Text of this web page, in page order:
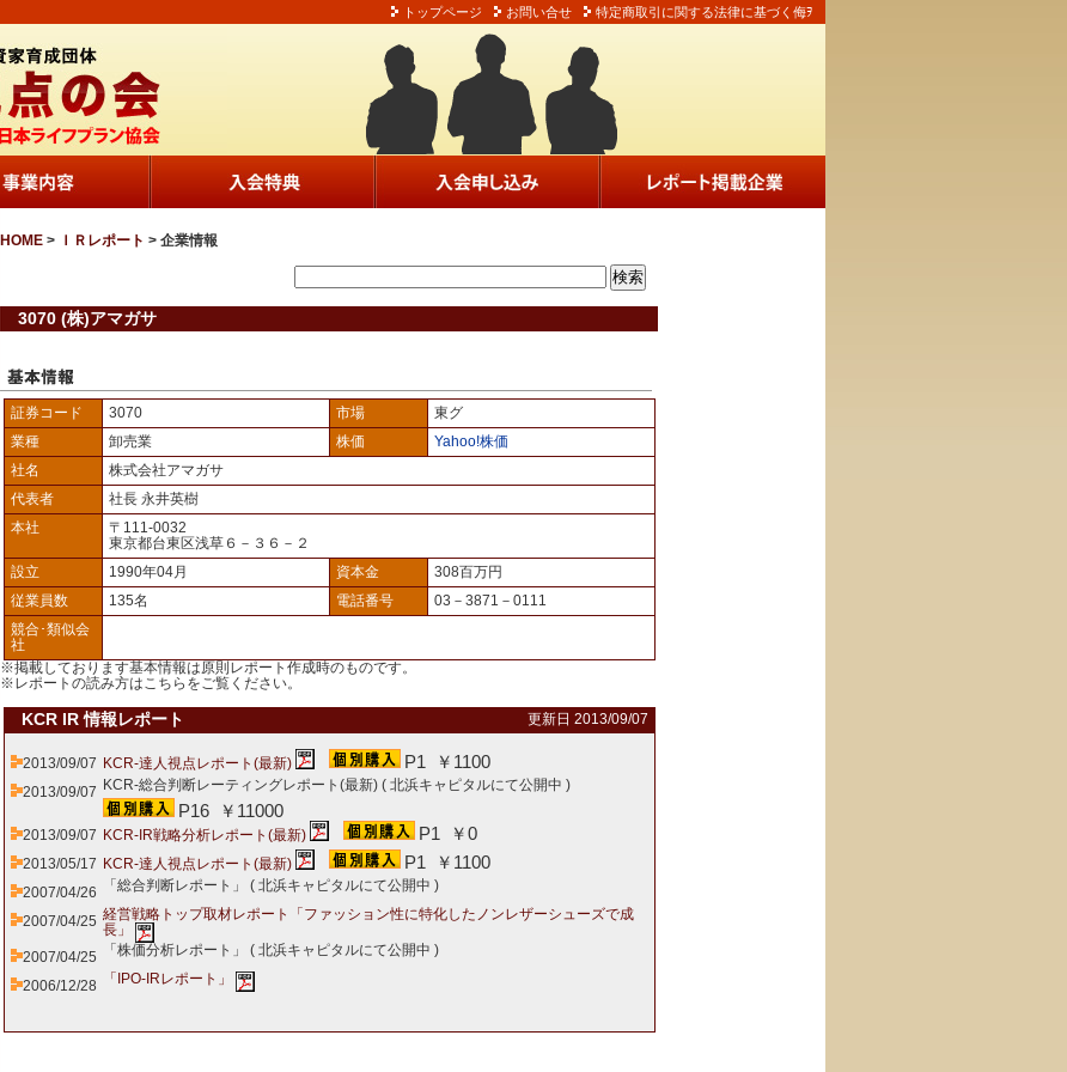
トップページ お問い合せ 特定商取引に関する法律に基づく侮ｦ
HOME > ＩＲレポート > 企業情報
3070 (株)アマガサ
証券コード 3070 市場
東グ
業種
卸売業 株価
Yahoo!株価
社名
株式会社アマガサ
代表者
社長 永井英樹
本社
〒111-0032
東京都台東区浅草６－３６－２
設立
1990年04月 資本金
308百万円
従業員数
135名 電話番号
03－3871－0111
競合･類似会
社
※掲載しております基本情報は原則レポート作成時のものです。
※レポートの読み方はこちら をご覧ください。
KCR IR 情報レポート 更新日 2013/09/07
2013/09/07 KCR-達人視点レポート(最新) P1 ￥1100
2013/09/07 KCR-総合判断レーティングレポート(最新) ( 北浜キャピタルにて公開中 )
P16 ￥11000
2013/09/07 KCR-IR戦略分析レポート(最新) P1 ￥0
2013/05/17 KCR-達人視点レポート(最新) P1 ￥1100
2007/04/26 「総合判断レポート」 ( 北浜キャピタルにて公開中 )
2007/04/25 経営戦略トップ取材レポート「ファッション性に特化したノンレザーシューズで成
長」
2007/04/25
「株価分析レポート」 ( 北浜キャピタルにて公開中 )
2006/12/28 「IPO-IRレポート」